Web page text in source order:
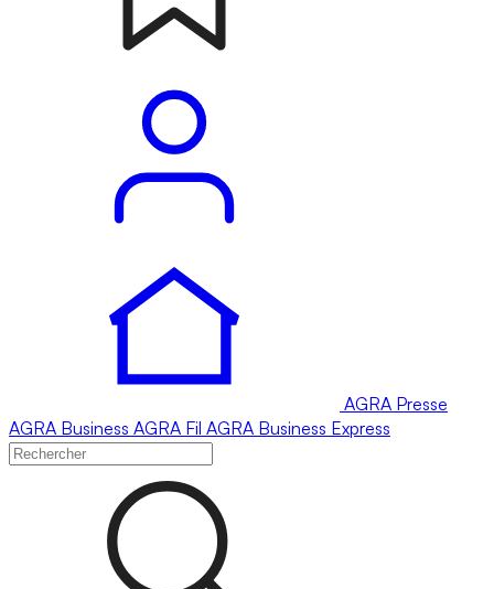
AGRA Presse
AGRA Business AGRA Fil AGRA Business Express